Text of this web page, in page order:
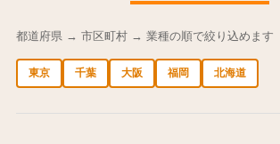
都道府県 → 市区町村 → 業種の順で絞り込めます
東京 千葉 大阪 福岡 北海道